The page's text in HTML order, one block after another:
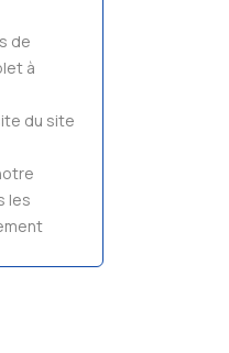
de
à
du site
les